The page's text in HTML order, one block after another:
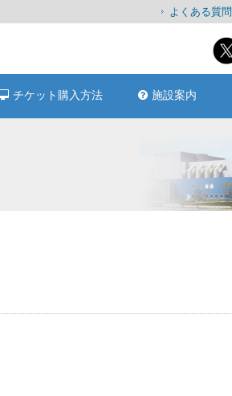
よくある質問
チケット購入方法 施設案内